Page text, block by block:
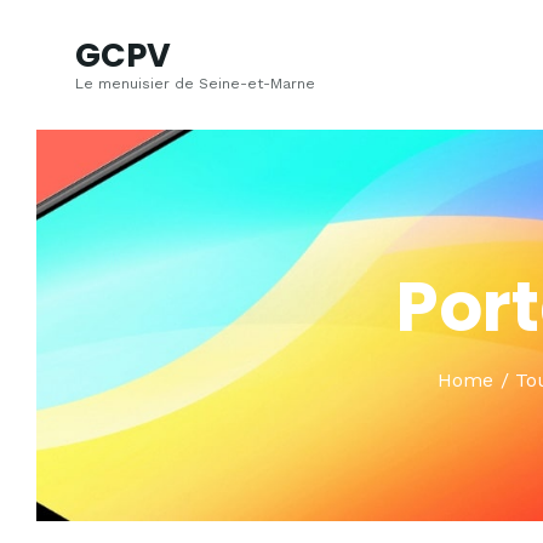
GCPV
Le menuisier de Seine-et-Marne
Home